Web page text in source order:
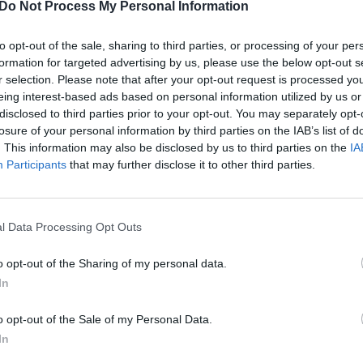
Do Not Process My Personal Information
opt-out of the sale, sharing to third parties, or processing of your
for targeted advertising by us, please use the below opt-out
selection. Please note that after your opt-out request is processed
interest-based ads based on personal information utilized by us
to third parties prior to your opt-out. You may separately
of your personal information by third parties on the IAB’s list of
This information may also be disclosed by us to third parties on the
Participants that may further disclose it to other third parties.
Data Processing Opt Outs
opt-out of the Sharing of my personal data.
opt-out of the Sale of my Personal Data.
didelių pokyčių
pokyčių sulauksime
Žinios | Lietuvos diena
00:01:46
perspektyvą: D.
Per 5 metus Lietuva į karinį
mobilumą žada investuoti 500
sulauksime
– pokyčiams reikia
testo gali neprireikti